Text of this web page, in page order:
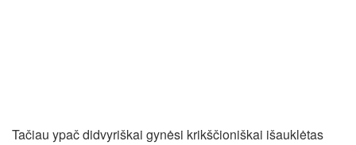
Tačiau ypač didvyriškai gynėsi krikščioniškai išauklėtas